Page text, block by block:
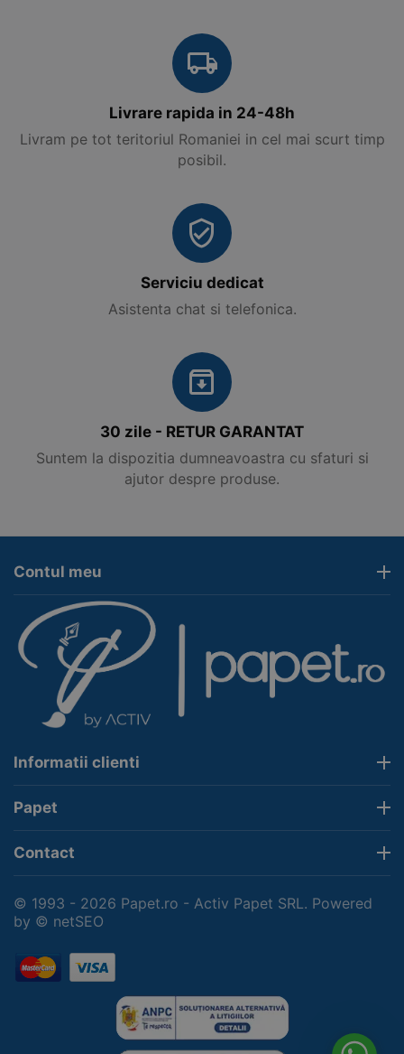
Livrare rapida in 24-48h
Livram pe tot teritoriul Romaniei in cel mai scurt timp
posibil.
Serviciu dedicat
Asistenta chat si telefonica.
30 zile - RETUR GARANTAT
Suntem la dispozitia dumneavoastra cu sfaturi si
ajutor despre produse.
Contul meu
Informatii clienti
Papet
Contact
© 1993 - 2026 Papet.ro - Activ Papet SRL. Powered
by © netSEO